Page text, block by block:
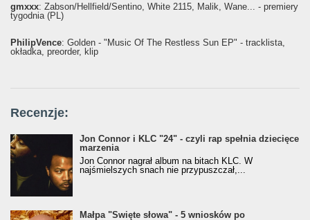
gmxxx: Żabson/Hellfield/Sentino, White 2115, Malik, Wane... - premiery
tygodnia (PL)
PhilipVence: Golden - "Music Of The Restless Sun EP" - tracklista,
okładka, preorder, klip
Recenzje:
Jon Connor i KLC "24" - czyli rap spełnia dziecięce
marzenia
Jon Connor nagrał album na bitach KLC. W
najśmielszych snach nie przypuszczał,...
Małpa "Święte słowa" - 5 wniosków po